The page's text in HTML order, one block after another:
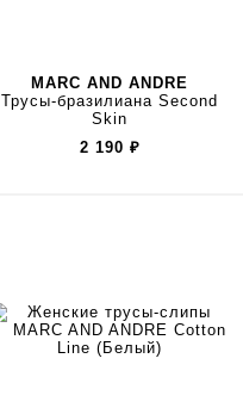
MARC AND ANDRE
Трусы-бразилиана Second
Skin
2 190 ₽